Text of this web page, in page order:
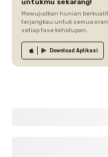
untukmu sekarang!
Mewujudkan hunian
terjangkau untuk semua
setiap fase kehidupan.
Download Aplikasi